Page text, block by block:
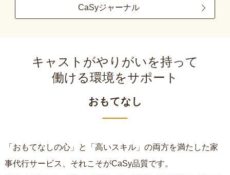
CaSyジャーナル
キャストがやりがいを持って
働ける環境をサポート
おもてなし
「おもてなしの心」と「高いスキル」の両方を満たした家
事代行サービス、それこそがCaSy品質です。